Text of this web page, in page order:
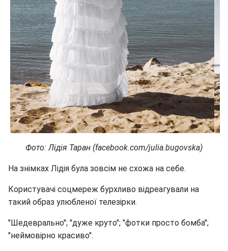
Фото: Лідія Таран (facebook.com/julia.bugovska)
На знімках Лідія була зовсім не схожа на себе.
Користувачі соцмереж бурхливо відреагували на
такий образ улюбленої телезірки.
"Шедеврально"; "дуже круто"; "фотки просто бомба";
"неймовірно красиво".